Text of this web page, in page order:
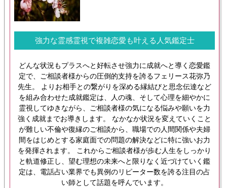
強力な霊感霊視で複雑恋愛も叶える人気鑑定士
どんな状況もプラスへと好転させ強力に成就へと導く恋愛鑑
定で、ご相談者様からの圧倒的支持を誇るフェリース花弥乃
先生。 よりお相手との繋がりを深める縁結びと思念伝達など
を組み合わせた成就鑑定は、人の魂、そして心理を細やかに
霊視してゆきながら、ご相談者様の気になる悩みや願いを力
強く成就までお導きします。 なかなか状況を変えていくこと
が難しい不倫や復縁のご相談から、職場での人間関係や夫婦
間をはじめとする家庭面での問題の解決などに特に強いお力
を発揮されます。 これからご相談者様が歩む人生をしっかり
と軌道修正し、望む理想の未来へと限りなく近づけていく鑑
定は、電話占い業界でも異例のリピーター数を誇る注目の占
い師として話題を呼んでいます。